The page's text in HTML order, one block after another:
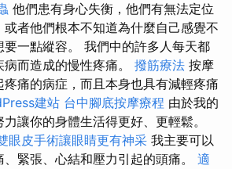
他們患有身心失衡，他們有無法定位
者他們根本不知道為什麼自己感覺不
一點縱容。 我們中的許多人每天都
而造成的慢性疼痛。 撥筋療法 按摩
痛的病症，而且本身也具有減輕疼痛
建站 台中腳底按摩療程 由於我的
讓你的身體生活得更好、更輕鬆。
眼皮手術讓眼睛更有神采 我主要可以
緊張、心結和壓力引起的頭痛。 適